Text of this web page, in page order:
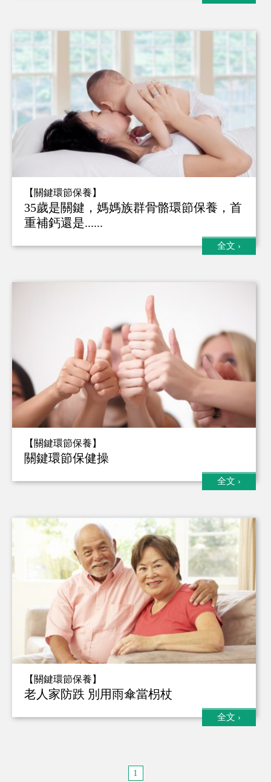
【關鍵環節保養】
35歲是關鍵，媽媽族群骨骼環節保養，首
重補鈣還是......
全文 ›
【關鍵環節保養】
關鍵環節保健操
全文 ›
【關鍵環節保養】
老人家防跌 別用雨傘當枴杖
全文 ›
1